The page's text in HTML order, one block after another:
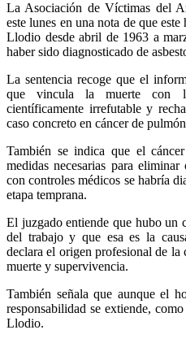
La Asociación de Víctimas del
este lunes en una nota de que
Llodio desde abril de 1963 a
haber sido diagnosticado de
La sentencia recoge que el
que vincula la muerte con
científicamente irrefutable y
caso concreto en cáncer de
También se indica que el
medidas necesarias para
con controles médicos se habría
etapa temprana.
El juzgado entiende que hubo un
del trabajo y que esa es la
declara el origen profesional de la
muerte y supervivencia.
También señala que aunque el
responsabilidad se extiende,
Llodio.